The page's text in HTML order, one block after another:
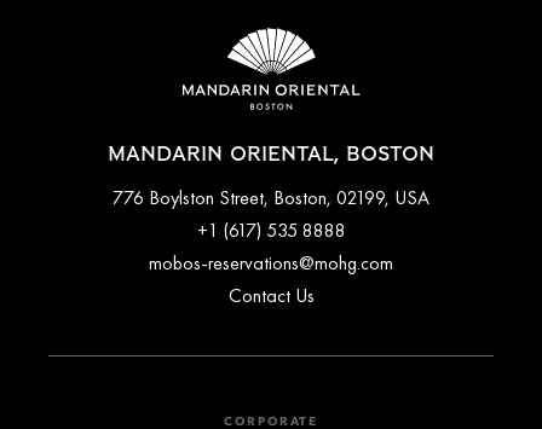
MANDARIN ORIENTAL, BOSTON
776 Boylston Street, Boston, 02199, USA
+1 (617) 535 8888
mobos-reservations@mohg.com
Contact Us
CORPORATE